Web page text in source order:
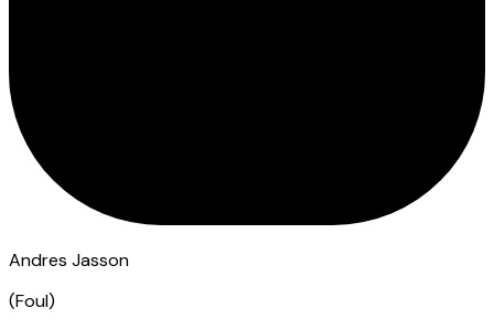
Andres Jasson
(Foul)